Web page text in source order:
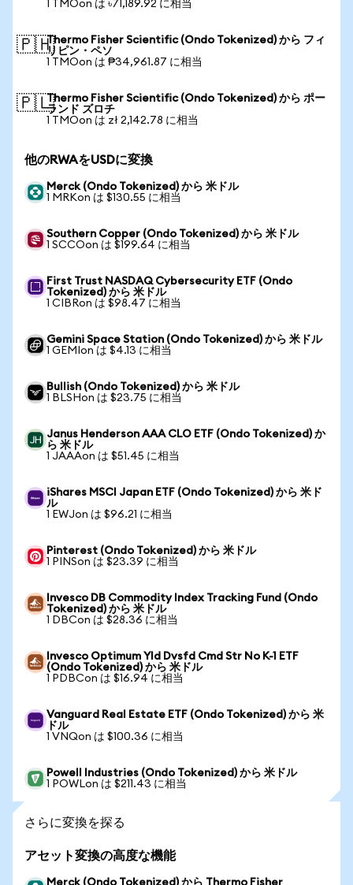
1 TMOon は ৳71,189.92 に相当
🇵🇭Thermo Fisher Scientific (Ondo Tokenized) から フィ
リピン・ペソ
1 TMOon は ₱34,961.87 に相当
🇵🇱Thermo Fisher Scientific (Ondo Tokenized) から ポー
ランド ズロチ
1 TMOon は zł 2,142.78 に相当
他のRWAをUSDに変換
Merck (Ondo Tokenized) から 米ドル
1 MRKon は $130.55 に相当
Southern Copper (Ondo Tokenized) から 米ドル
1 SCCOon は $199.64 に相当
First Trust NASDAQ Cybersecurity ETF (Ondo
Tokenized) から 米ドル
1 CIBRon は $98.47 に相当
Gemini Space Station (Ondo Tokenized) から 米ドル
1 GEMIon は $4.13 に相当
Bullish (Ondo Tokenized) から 米ドル
1 BLSHon は $23.75 に相当
Janus Henderson AAA CLO ETF (Ondo Tokenized) か
ら 米ドル
1 JAAAon は $51.45 に相当
iShares MSCI Japan ETF (Ondo Tokenized) から 米ド
ル
1 EWJon は $96.21 に相当
Pinterest (Ondo Tokenized) から 米ドル
1 PINSon は $23.39 に相当
Invesco DB Commodity Index Tracking Fund (Ondo
Tokenized) から 米ドル
1 DBCon は $28.36 に相当
Invesco Optimum Yld Dvsfd Cmd Str No K-1 ETF
(Ondo Tokenized) から 米ドル
1 PDBCon は $16.94 に相当
Vanguard Real Estate ETF (Ondo Tokenized) から 米
ドル
1 VNQon は $100.36 に相当
Powell Industries (Ondo Tokenized) から 米ドル
1 POWLon は $211.43 に相当
さらに変換を探る
アセット変換の高度な機能
Merck (Ondo Tokenized) から Thermo Fisher